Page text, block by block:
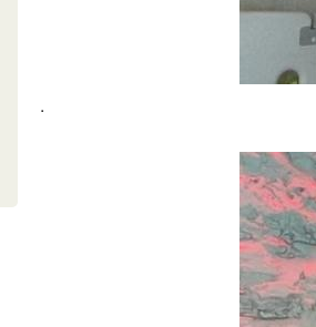
.